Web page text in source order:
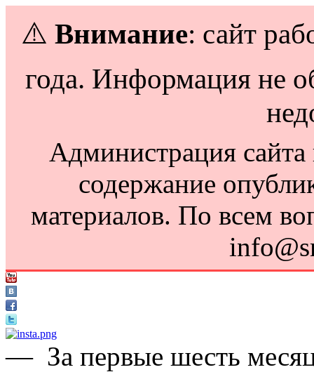
⚠️ Внимание: сайт
года. Информация не
Администрация сайта
содержание
материалов. По всем
— За первые шесть